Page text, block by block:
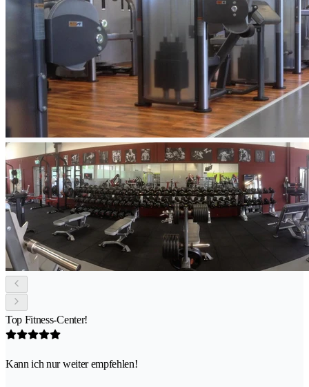
Top Fitness-Center!
Kann ich nur weiter empfehlen!